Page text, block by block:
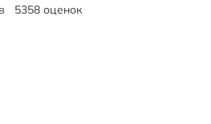
5358 оценок